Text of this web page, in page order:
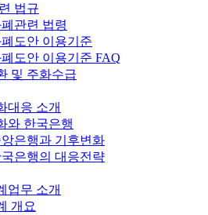
법규
관련 법령
도안 이용기준
도안 이용기준 FAQ
및 주화수급
대응 소개
와 한국은행
앙은행과 기후변화
국은행의 대응전략
업무 소개
개요